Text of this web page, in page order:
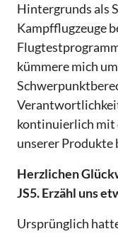
Hintergrunds als
Kampfflugzeuge
kümmere mich
kontinuierlich mit
unserer Produkte
Herzlichen
JS5. Erzähl uns
Ursprünglich